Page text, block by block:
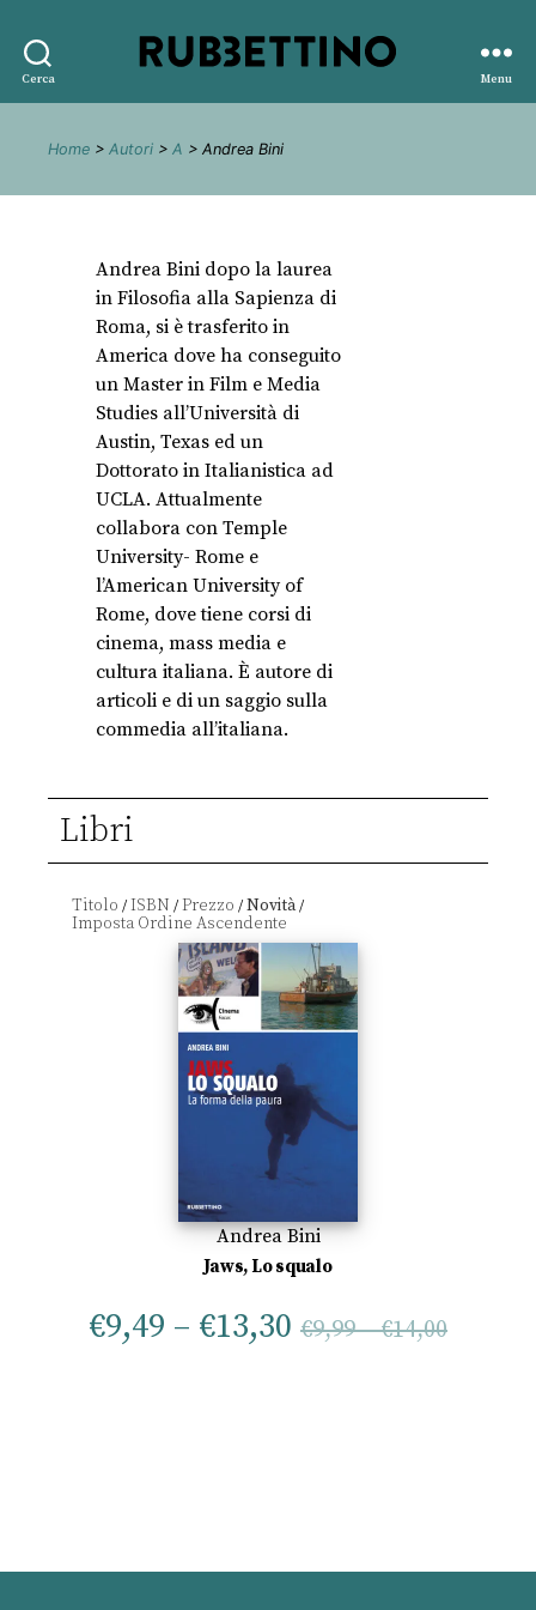
Cerca
editore
Menu
Home > Autori > A > Andrea Bini
Andrea Bini dopo la laurea
in Filosofia alla Sapienza di
Roma, si è trasferito in
America dove ha conseguito
un Master in Film e Media
Studies all’Università di
Austin, Texas ed un
Dottorato in Italianistica ad
UCLA. Attualmente
collabora con Temple
University- Rome e
l’American University of
Rome, dove tiene corsi di
cinema, mass media e
cultura italiana. È autore di
articoli e di un saggio sulla
commedia all’italiana.
Libri
Titolo /ISBN /Prezzo /Novità/
Andrea Bini
Jaws, Lo squalo
€9,49 – €13,30 €9,99–€14,00